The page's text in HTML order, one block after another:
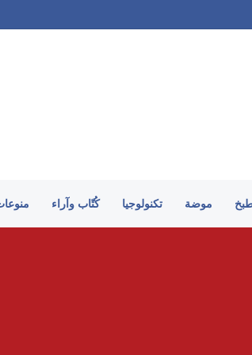
موضة تكنولوجيا كُتّاب وآراء